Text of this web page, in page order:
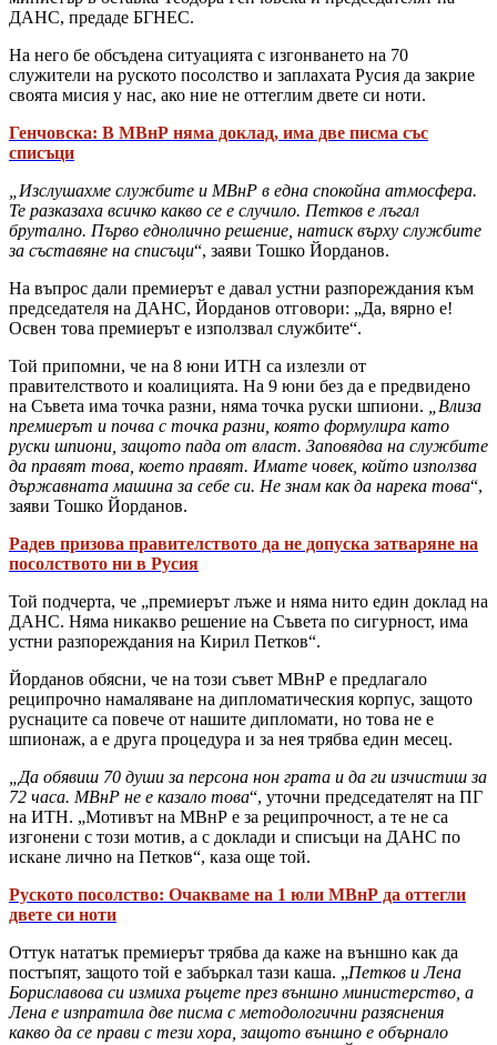
ДАНС, предаде БГНЕС.
На него бе обсъдена ситуацията с изгонването на 70
служители на руското посолство и заплахата Русия да закрие
своята мисия у нас, ако ние не оттеглим двете си ноти.
Генчовска: В МВнР няма доклад, има две писма със
списъци
„Изслушахме службите и МВнР в една спокойна атмосфера.
Те разказаха всичко какво се е случило. Петков е лъгал
брутално. Първо еднолично решение, натиск върху службите
за съставяне на списъци“, заяви Тошко Йорданов.
На въпрос дали премиерът е давал устни разпореждания към
председателя на ДАНС, Йорданов отговори: „Да, вярно е!
Освен това премиерът е използвал службите“.
Той припомни, че на 8 юни ИТН са излезли от
правителството и коалицията. На 9 юни без да е предвидено
на Съвета има точка разни, няма точка руски шпиони. „Влиза
премиерът и почва с точка разни, която формулира като
руски шпиони, защото пада от власт. Заповядва на службите
да правят това, което правят. Имате човек, който използва
държавната машина за себе си. Не знам как да нарека това“,
заяви Тошко Йорданов.
Радев призова правителството да не допуска затваряне на
посолството ни в Русия
Той подчерта, че „премиерът лъже и няма нито един доклад на
ДАНС. Няма никакво решение на Съвета по сигурност, има
устни разпореждания на Кирил Петков“.
Йорданов обясни, че на този съвет МВнР е предлагало
реципрочно намаляване на дипломатическия корпус, защото
руснаците са повече от нашите дипломати, но това не е
шпионаж, а е друга процедура и за нея трябва един месец.
„Да обявиш 70 души за персона нон грата и да ги изчистиш за
72 часа. МВнР не е казало това“, уточни председателят на ПГ
на ИТН. „Мотивът на МВнР е за реципрочност, а те не са
изгонени с този мотив, а с доклади и списъци на ДАНС по
искане лично на Петков“, каза още той.
Руското посолство: Очакваме на 1 юли МВнР да оттегли
двете си ноти
Оттук нататък премиерът трябва да каже на външно как да
постъпят, защото той е забъркал тази каша. „Петков и Лена
Бориславова си измиха ръцете през външно министерство, а
Лена е изпратила две писма с методологични разяснения
какво да се прави с тези хора, защото външно е обърнало